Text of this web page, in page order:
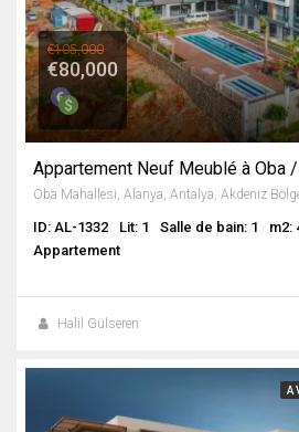
€105,000
€80,000
Appartement Neuf Meublé à Oba
ID: AL-1332 Lit: 1 Salle de bain: 1
m2:
Appartement
Halil Gülseren
A